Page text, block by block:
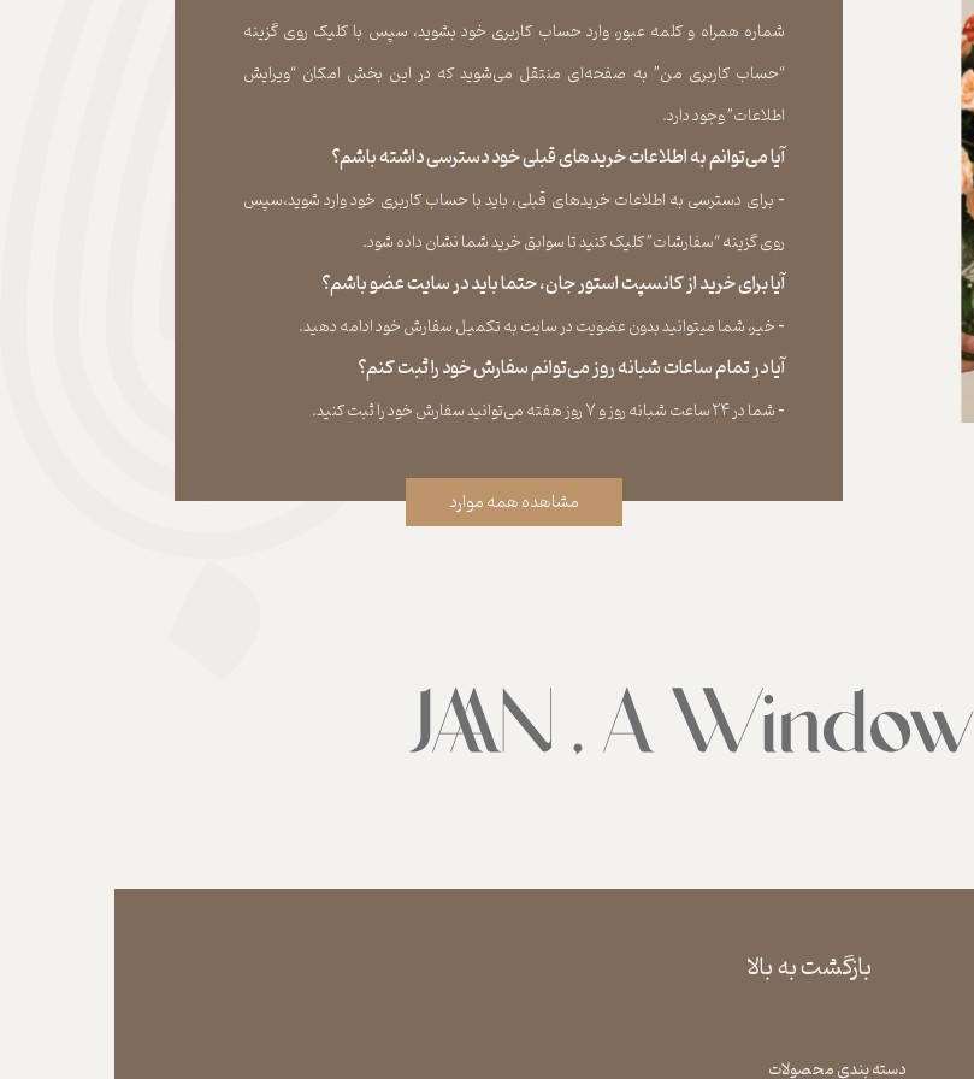
شماره همراه و کلمه عبور، وارد حساب کاربری خود بشوید، سپس با کلیک روی گزینه
“حساب کاربری من” به صفحه‏‌ای منتقل می‏‌شوید که در این بخش امکان “ویرایش
اطلاعات” وجود دارد.​​​​​​​
آیا می‌‏توانم به اطلاعات خریدهای قبلی خود دسترسی داشته باشم؟
​​​​​​​- برای دسترسی به اطلاعات خریدهای قبلی، باید با حساب کاربری خود وارد شوید،سپس
روی گزینه “سفارشات” کلیک کنید تا سوابق خرید شما نشان داده ‏شود.​​​​​​​
آیا برای خرید از کانسپت استور جان، حتما باید در سایت عضو باشم؟
​​​​​​​- خیر، شما میتوانید بدون عضویت در سایت به تکمیل سفارش خود ادامه دهید.​​​​​​​
آیا در تمام ساعات شبانه روز می‌توانم سفارش خود را ثبت کنم؟
​​​​​​​​​​​​​​- شما در ۲۴ ساعت شبانه روز و ۷ روز هفته می‌‏توانید سفارش خود را ثبت کنید.
مشاهده همه موارد
بازگشت به بالا
دسته بندی محصولات